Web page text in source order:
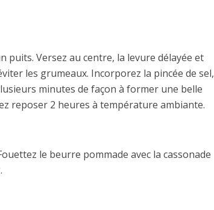
puits. Versez au centre, la levure délayée et
les grumeaux. Incorporez la pincée de sel,
minutes de façon à former une belle
reposer 2 heures à température ambiante.
le beurre pommade avec la cassonade